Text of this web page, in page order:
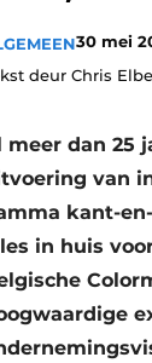
Vacatures
Werben
30 mei
deur Chris
meer dan 25
van
kant-
in huis